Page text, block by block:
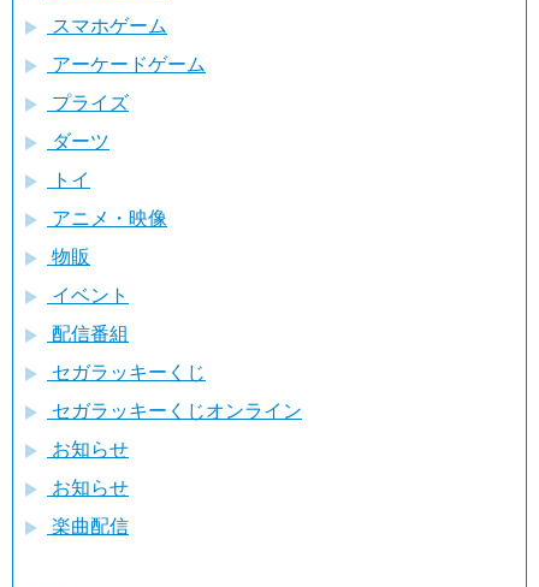
スマホゲーム
アーケードゲーム
プライズ
ダーツ
トイ
アニメ・映像
物販
イベント
配信番組
セガラッキーくじ
セガラッキーくじオンライン
お知らせ
お知らせ
楽曲配信